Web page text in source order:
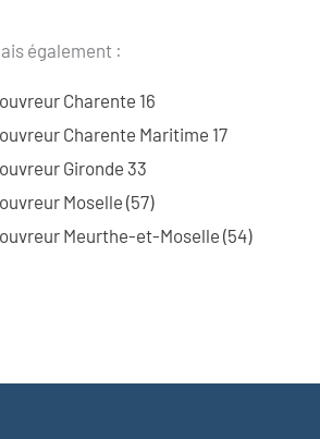
également :
Charente 16
Charente Maritime 17
Gironde 33
Moselle (57)
Meurthe-et-Moselle (54)